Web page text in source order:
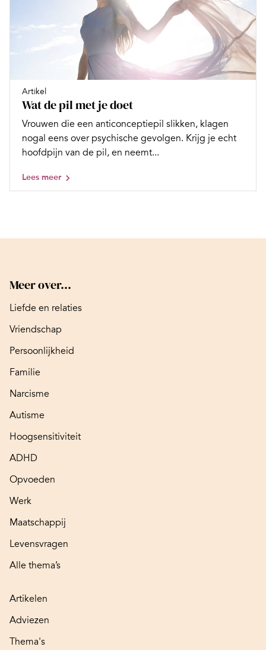
Artikel
Wat de pil met je doet
Vrouwen die een anticonceptiepil slikken, klagen
nogal eens over psychische gevolgen. Krijg je echt
hoofdpijn van de pil, en neemt...
Lees meer
Meer over...
Liefde en relaties
Vriendschap
Persoonlijkheid
Familie
Narcisme
Autisme
Hoogsensitiviteit
ADHD
Opvoeden
Werk
Maatschappij
Levensvragen
Alle thema’s
Artikelen
Adviezen
Thema's